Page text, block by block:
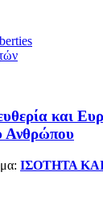
και
Ανθρώπου
ΙΣΟΤΗΤΑ